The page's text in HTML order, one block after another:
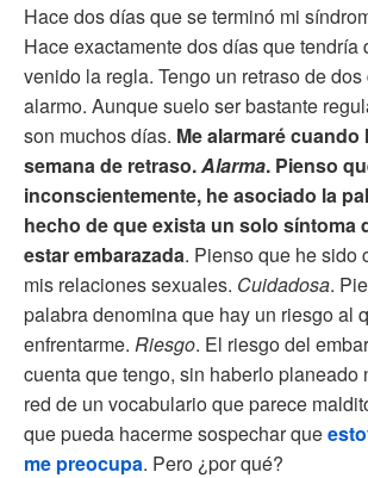
Hace dos días que se terminó mi
Hace exactamente dos días que tendría
venido la regla. Tengo un retraso de
alarmo. Aunque suelo ser bastante
son muchos días. Me alarmaré cuando
semana de retraso.Alarma. Pienso
inconscientemente, he asociado la
hecho de que exista un solo síntoma
estar embarazada. Pienso que he sido
mis relaciones sexuales. Cuidadosa.
palabra denomina que hay un riesgo al
enfrentarme. Riesgo. El riesgo del
cuenta que tengo, sin haberlo planeado
red de un vocabulario que parece
que pueda hacerme sospechar que
me preocupa. Pero ¿por qué?